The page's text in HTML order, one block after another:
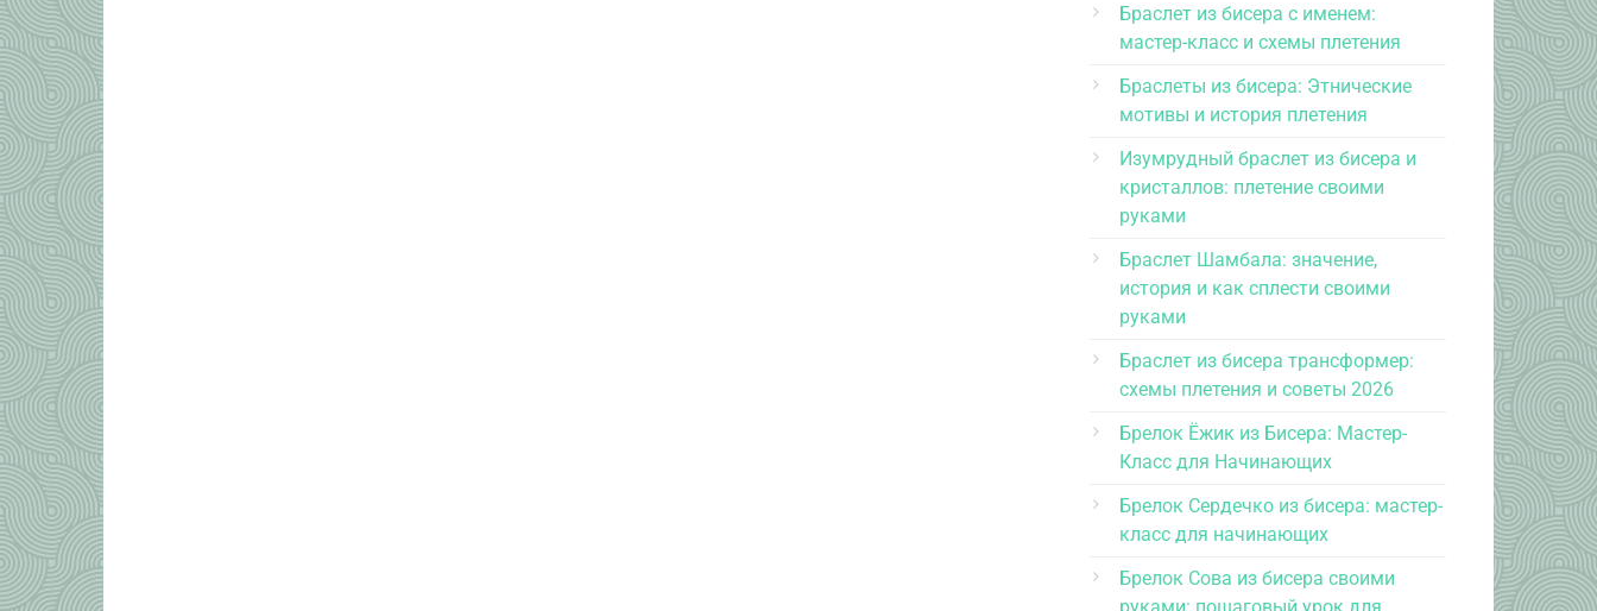
Браслет из бисера с именем:
мастер-класс и схемы плетения
Браслеты из бисера: Этнические
мотивы и история плетения
Изумрудный браслет из бисера и
кристаллов: плетение своими
руками
Браслет Шамбала: значение,
история и как сплести своими
руками
Браслет из бисера трансформер:
схемы плетения и советы 2026
Брелок Ёжик из Бисера: Мастер-
Класс для Начинающих
Брелок Сердечко из бисера: мастер-
класс для начинающих
Брелок Сова из бисера своими